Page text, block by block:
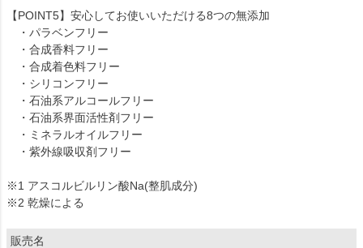
【POINT5】安心してお使いいただける8つの無添加
・パラベンフリー
・合成香料フリー
・合成着色料フリー
・シリコンフリー
・石油系アルコールフリー
・石油系界面活性剤フリー
・ミネラルオイルフリー
・紫外線吸収剤フリー
※1 アスコルビルリン酸Na(整肌成分)
※2 乾燥による
販売名